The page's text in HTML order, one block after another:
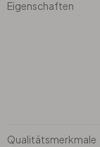
Eigenschaften
Qualitätsmerkmale